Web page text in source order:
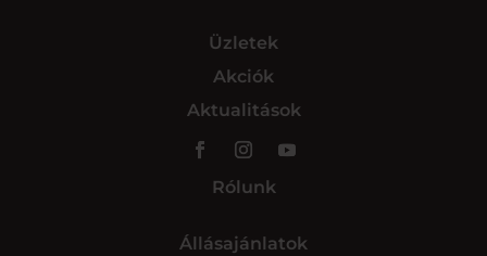
Üzletek
Akciók
Aktualitások
Rólunk
Állásajánlatok